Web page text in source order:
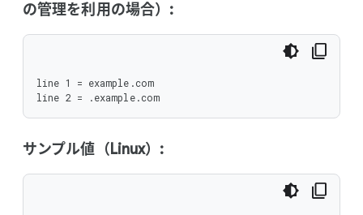
の管理を利用の場合）:
line 1 = example.com
line 2 = .example.com
サンプル値（Linux）: